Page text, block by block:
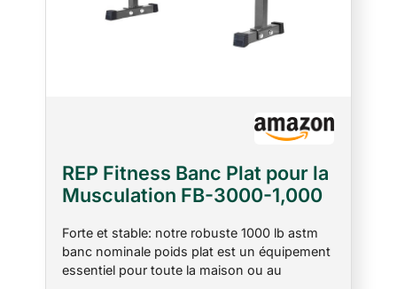
REP Fitness Banc Plat pour la
Musculation FB-3000-1,000
Forte et stable: notre robuste 1000 lb astm
banc nominale poids plat est un équipement
essentiel pour toute la maison ou au